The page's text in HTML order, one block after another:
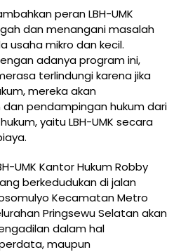
peran LBH-UMK
dan menangani masalah
usaha mikro dan kecil.
adanya program ini,
terlindungi karena jika
mereka akan
pendampingan hukum dari
yaitu LBH-UMK secara
UMK Kantor Hukum Robby
berkedudukan di jalan
Kecamatan Metro
Pringsewu Selatan akan
dalam hal
maupun